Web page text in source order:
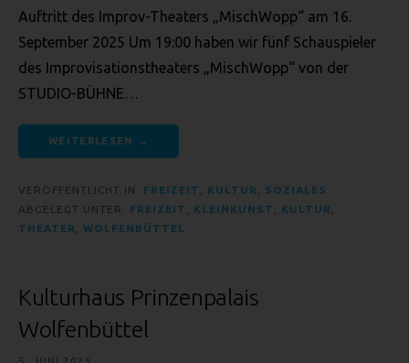
Auftritt des Improv-Theaters „MischWopp“ am 16.
September 2025 Um 19:00 haben wir fünf Schauspieler
des Improvisationstheaters „MischWopp“ von der
STUDIO-BÜHNE…
WEITERLESEN →
VERÖFFENTLICHT IN: FREIZEIT KULTUR
SOZIALES
ABGELEGT UNTER: FREIZEIT KLEINKUNST KULTUR
THEATER
WOLFENBÜTTEL
Kulturhaus Prinzenpalais
Wolfenbüttel
NAME UND ANSCHRIFT DES FÜR DIE
VERARBEITUNG VERANTWORTLICHEN
Verantwortlicher im Sinne der Datenschutz-Grundverordnung,
datenschutzrechtlichem Charakter ist:
Detlef Puchert
Telefon: 05331-929763
E-Mail: